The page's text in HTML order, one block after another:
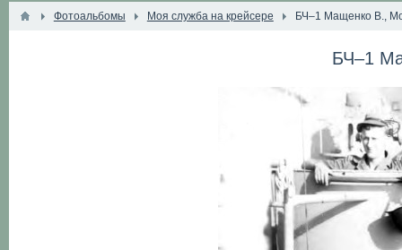
Фотоальбомы Моя служба на крейсере БЧ–1 Мащенко В.,
БЧ–1